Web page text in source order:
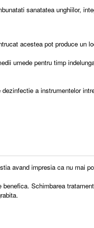
sanatatea unghiilor,
acestea pot produce un
umede pentru timp
a instrumentelor
avand impresia ca nu mai
Schimbarea